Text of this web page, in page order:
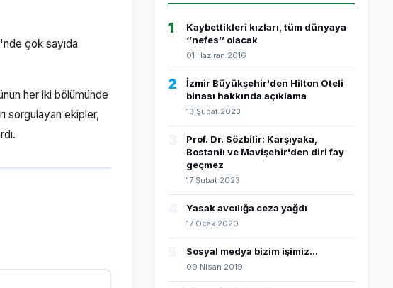
çok sayıda
her iki bölümünde
sorgulayan ekipler,
1
Kaybettikleri kızları, tüm dünyaya
‘’nefes’’ olacak
01 Haziran 2016
2
İzmir Büyükşehir'den Hilton Oteli
binası hakkında açıklama
13 Şubat 2023
Prof. Dr. Sözbilir: Karşıyaka,
Bostanlı ve Mavişehir'den diri fay
geçmez
17 Şubat 2023
Yasak avcılığa ceza yağdı
17 Ocak 2020
Sosyal medya bizim işimiz...
09 Nisan 2019